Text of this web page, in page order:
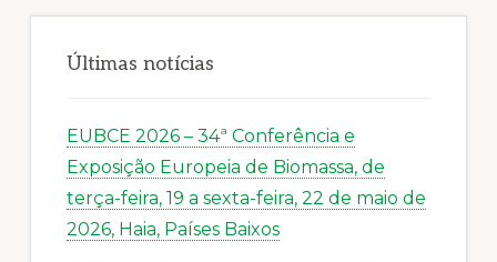
Últimas notícias
EUBCE 2026 – 34ª Conferência e
Exposição Europeia de Biomassa, de
terça-feira, 19 a sexta-feira, 22 de maio de
2026, Haia, Países Baixos